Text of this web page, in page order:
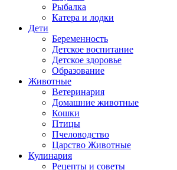
Рыбалка
Катера и лодки
Дети
Беременность
Детское воспитание
Детское здоровье
Образование
Животные
Ветеринария
Домашние животные
Кошки
Птицы
Пчеловодство
Царство Животные
Кулинария
Рецепты и советы